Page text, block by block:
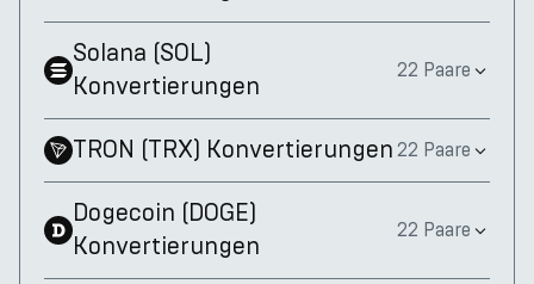
Solana (SOL)
Konvertierungen
22 Paare
TRON (TRX) Konvertierungen 22 Paare
Dogecoin (DOGE)
Konvertierungen
22 Paare